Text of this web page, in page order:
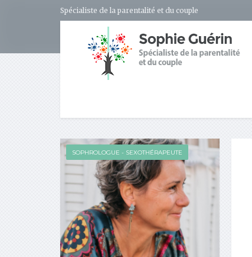
Spécialiste de la parentalité et du couple
SOPHROLOGUE - SEXOTHÉRAPEUTE